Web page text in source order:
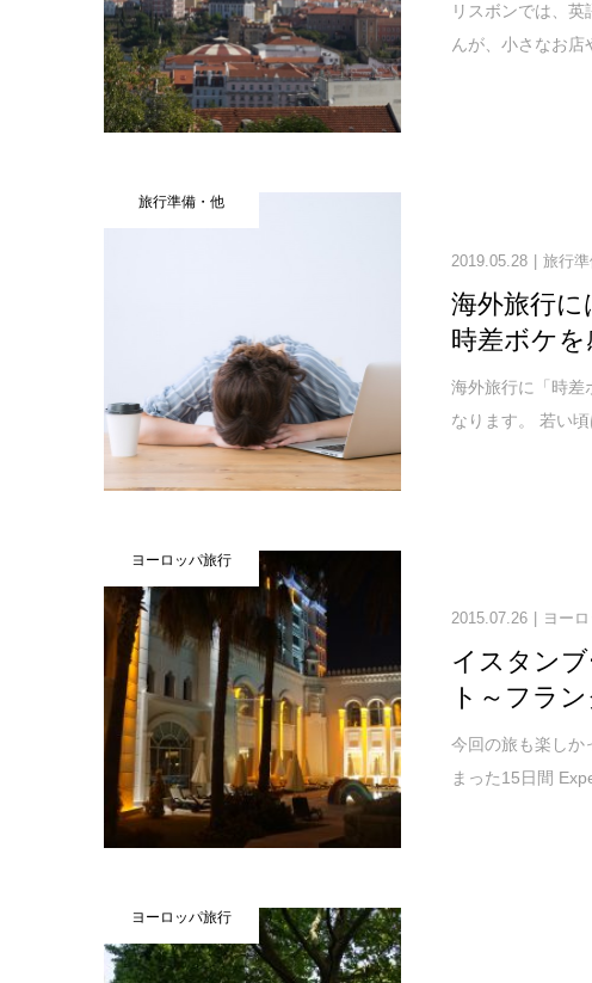
リスボンでは、
んが、小さなお店
旅行準備・他
2019.05.28 旅行
海外旅行
時差ボケ
海外旅行に「時差
なります。 若い
ヨーロッパ旅行
2015.07.26 ヨー
イスタン
ト～フラ
今回の旅も楽しか
まった15日間
ヨーロッパ旅行